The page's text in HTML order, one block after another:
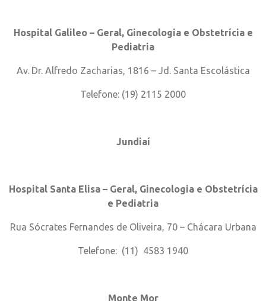
Hospital Galileo – Geral, Ginecologia e Obstetrícia e
Pediatria
Av. Dr. Alfredo Zacharias, 1816 – Jd. Santa Escolástica
Telefone: (19) 2115 2000
Jundiaí
Hospital Santa Elisa – Geral, Ginecologia e Obstetrícia
e Pediatria
Rua Sócrates Fernandes de Oliveira, 70 – Chácara Urbana
Telefone: (11) 4583 1940
Monte Mor